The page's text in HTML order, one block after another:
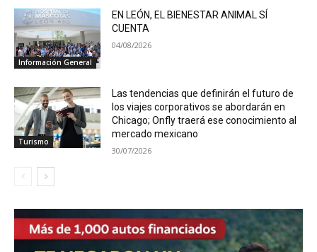
Información General
EN LEÓN, EL BIENESTAR ANIMAL SÍ
CUENTA
04/08/2026
Turismo
Las tendencias que definirán el futuro de
los viajes corporativos se abordarán en
Chicago; Onfly traerá ese conocimiento al
mercado mexicano
30/07/2026